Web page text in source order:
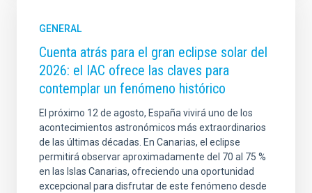
GENERAL
Cuenta atrás para el gran eclipse solar del
2026: el IAC ofrece las claves para
contemplar un fenómeno histórico
El próximo 12 de agosto, España vivirá uno de los
acontecimientos astronómicos más extraordinarios
de las últimas décadas. En Canarias, el eclipse
permitirá observar aproximadamente del 70 al 75 %
en las Islas Canarias, ofreciendo una oportunidad
excepcional para disfrutar de este fenómeno desde